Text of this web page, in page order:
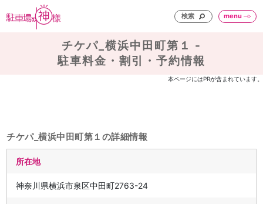
検索 menu
チケパ_横浜中田町第１ -
駐車料金・割引・予約情報
本ページにはPRが含まれています。
チケパ_横浜中田町第１の詳細情報
所在地
神奈川県横浜市泉区中田町2763-24